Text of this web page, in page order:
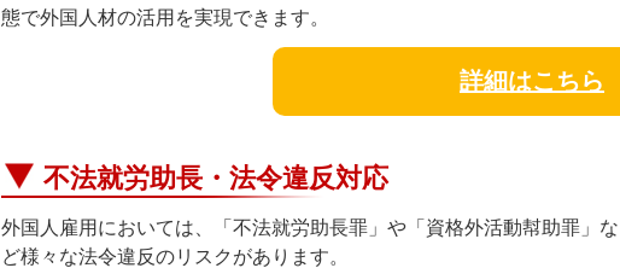
態で外国人材の活用を実現できます。
詳細はこちら
不法就労助長・法令違反対応
外国人雇用においては、「不法就労助長罪」や「資格外活動幇助罪」な
ど様々な法令違反のリスクがあります。